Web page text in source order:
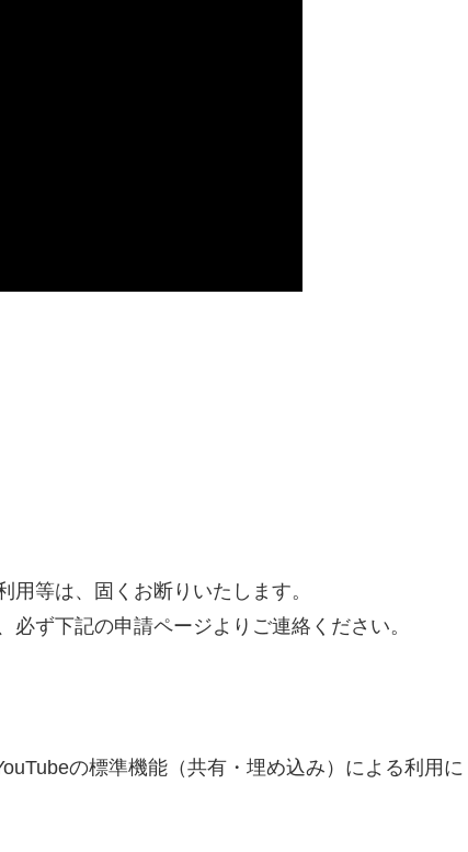
等は、固くお断りいたします。
ず下記の申請ページよりご連絡ください。
の標準機能（共有・埋め込み）による利用に